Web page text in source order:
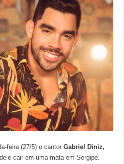
feira (27/5) o cantorGabriel Diniz,
cair em uma mata em Sergipe.